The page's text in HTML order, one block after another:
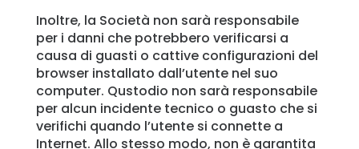
Inoltre, la Società non sarà responsabile
per i danni che potrebbero verificarsi a
causa di guasti o cattive configurazioni del
browser installato dall’utente nel suo
computer. Qustodio non sarà responsabile
per alcun incidente tecnico o guasto che si
verifichi quando l’utente si connette a
Internet. Allo stesso modo, non è garantita